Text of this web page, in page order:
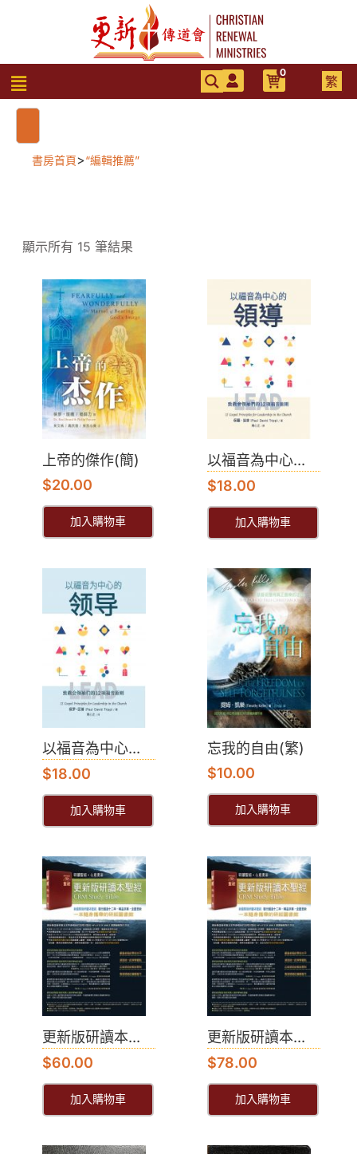
要
內選
單
0
繁
書房首頁>“編輯推薦”
顯示所有 15 筆結果
上帝的傑作(簡)
$20.00
加入購物車
以福音為中心...
$18.00
加入購物車
以福音為中心...
$18.00
加入購物車
忘我的自由(繁)
$10.00
加入購物車
更新版研讀本...
$60.00
加入購物車
更新版研讀本...
$78.00
加入購物車